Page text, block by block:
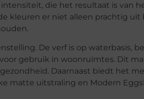
die het resultaat is van
kleuren er niet alleen prachtig uit
De verf is op waterbasis,
gebruik in woonruimtes. Dit
Daarnaast biedt het
matte uitstraling en Modern